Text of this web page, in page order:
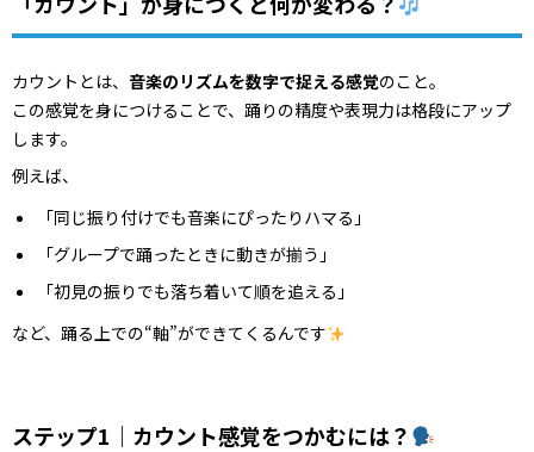
カウントとは、 音楽のリズムを数字で捉える感覚のこと。
この感覚を身につけることで、踊りの精度や表現力は格段にアップ
します。
例えば、
「同じ振り付けでも音楽にぴったりハマる」
「グループで踊ったときに動きが揃う」
「初見の振りでも落ち着いて順を追える」
など、踊る上での“軸”ができてくるんです
ステップ1｜カウント感覚をつかむには？